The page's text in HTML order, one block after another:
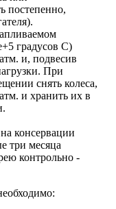
постепенно,
градусов С)
и, подвесив
При
снять колеса,
и хранить их в
консервации
три месяца
контрольно -